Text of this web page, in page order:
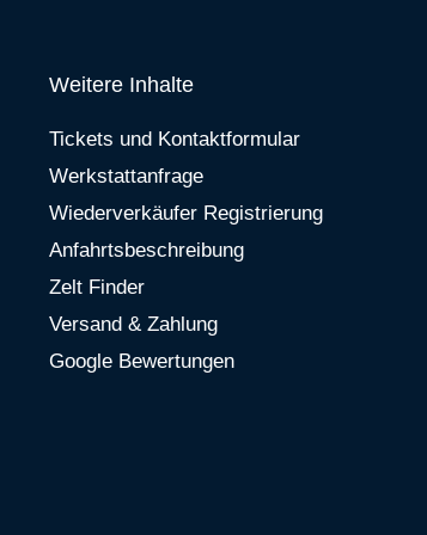
Weitere Inhalte
Tickets und Kontaktformular
Werkstattanfrage
Wiederverkäufer Registrierung
Anfahrtsbeschreibung
Zelt Finder
Versand & Zahlung
Google Bewertungen